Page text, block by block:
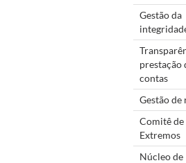
Gestão da
prestação
contas
Gestão de
Comitê de
Extremos
Núcleo de